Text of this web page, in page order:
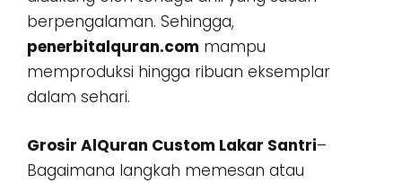
berpengalaman. Sehingga,
penerbitalquran.com mampu
memproduksi hingga ribuan eksemplar
dalam sehari.
Grosir AlQuran Custom Lakar Santri–
Bagaimana langkah memesan atau